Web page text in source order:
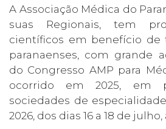
A Associação Médica do
suas Regionais, tem
científicos em benefício de
paranaenses, com grande
do Congresso AMP para
ocorrido em 2025, em
sociedades de
2026, dos dias 16 a 18 de